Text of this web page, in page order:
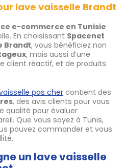
lave vaisselle Brandt
e-commerce en Tunisie
En choisissant Spacenet
Brandt, vous bénéficiez non
, mais aussi d’une
client réactif, et de produits
pas cher contient des
, des avis clients pour vous
qualité pour évaluer
Que vous soyez à Tunis,
pouvez commander et vous
un lave vaisselle